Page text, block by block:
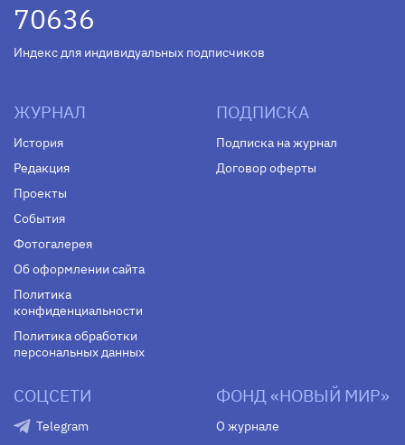
70636
Индекс для индивидуальных подписчиков
ЖУРНАЛ
История
Редакция
Проекты
События
Фотогалерея
Об оформлении сайта
Политика
конфиденциальности
Политика обработки
персональных данных
ПОДПИСКА
Подписка на журнал
Договор оферты
СОЦСЕТИ
Telegram
ФОНД «НОВЫЙ МИР»
О журнале